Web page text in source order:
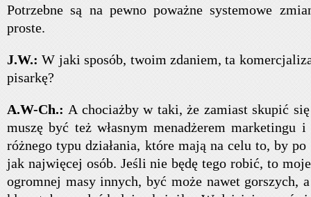
Potrzebne są na pewno poważne systemowe
proste.
J.W.:W jaki sposób, twoim zdaniem, ta
pisarkę?
A.W-Ch.: A chociażby w taki, że zamiast skupić
muszę być też własnym menadżerem marketingu i
różnego typu działania, które mają na celu to, by po
jak najwięcej osób. Jeśli nie będę tego robić, to
ogromnej masy innych, być może nawet gorszych,